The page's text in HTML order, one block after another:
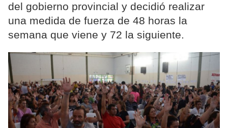
del gobierno provincial y decidió realizar
una medida de fuerza de 48 horas la
semana que viene y 72 la siguiente.